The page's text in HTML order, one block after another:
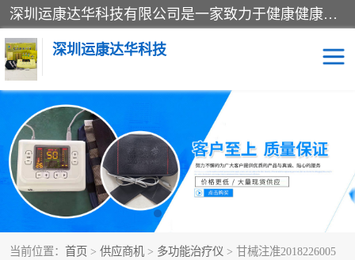
深圳运康达华科技有限公司是一家致力于健康健康产业的现代化企业，已经走过了15个春秋，开创了中医外用发展的新未来，是专业从事中医医疗仪器的研发、生产、销售、服务为一体的子公司，在医疗器械的设计、开发和生产方面率先引进国际先进技术和好的科技人员，先后开发出了场效应治疗仪、多功能治疗仪、颈椎治疗仪、腰椎治疗仪、增效垫等多个系列。
深圳运康达华科技
当前位置： 首页 > 供应商机 > 多功能治疗仪 > 甘械注准2018226005
多功能治疗仪 中药提速
中低频治疗仪 脉冲治疗仪
**腺治疗仪